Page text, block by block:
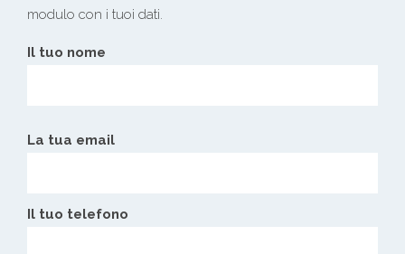
modulo con i tuoi dati.
Il tuo nome
La tua email
Il tuo telefono